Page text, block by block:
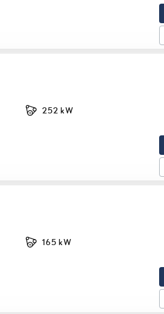
252 kW
165 kW